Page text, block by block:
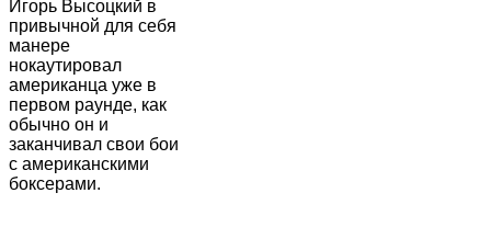
Игорь Высоцкий в
привычной для себя
манере
нокаутировал
американца уже в
первом раунде, как
обычно он и
заканчивал свои бои
с американскими
боксерами.